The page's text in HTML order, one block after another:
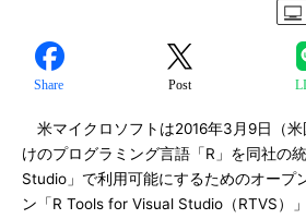
Share Post
米マイクロソフトは2016年3月9日（米
けのプログラミング言語「R」を同社の
Studio」で利用可能にするためのオープ
ン「R Tools for Visual Studio（RTVS）